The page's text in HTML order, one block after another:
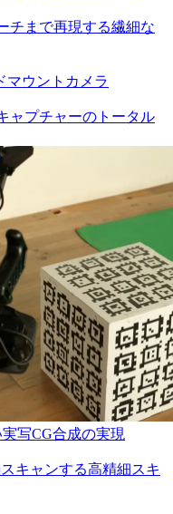
チまで再現する繊細な
マウントカメラ
ャプチャーのトータル
写CG合成の実現
キャンする高精細スキ